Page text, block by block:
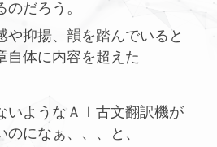
のだろう。
や抑揚、韻を踏んでいると
自体に内容を超えた
いようなＡＩ古文翻訳機が
のになぁ、、、と、